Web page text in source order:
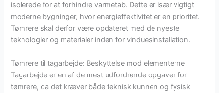
isolerede for at forhindre varmetab. Dette er især vigtigt i
moderne bygninger, hvor energieffektivitet er en prioritet.
Tømrere skal derfor være opdateret med de nyeste
teknologier og materialer inden for vinduesinstallation.
Tømrere til tagarbejde: Beskyttelse mod elementerne
Tagarbejde er en af de mest udfordrende opgaver for
tømrere, da det kræver både teknisk kunnen og fysisk